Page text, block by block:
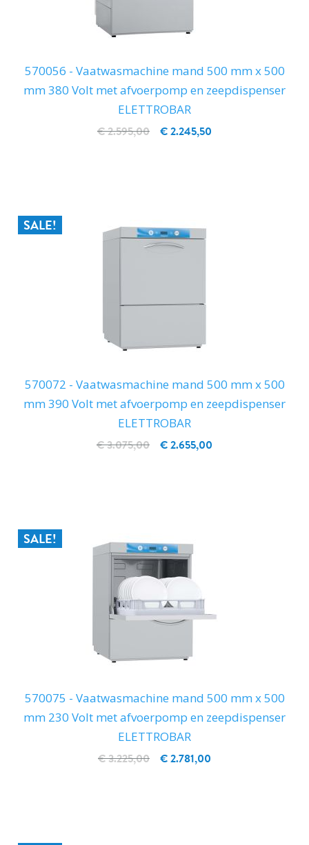
570056 - Vaatwasmachine mand 500 mm x 500
mm 380 Volt met afvoerpomp en zeepdispenser
ELETTROBAR
€ 2.245,50
€ 2.595,00
SALE!
570072 - Vaatwasmachine mand 500 mm x 500
mm 390 Volt met afvoerpomp en zeepdispenser
ELETTROBAR
€ 2.655,00
€ 3.075,00
SALE!
570075 - Vaatwasmachine mand 500 mm x 500
mm 230 Volt met afvoerpomp en zeepdispenser
ELETTROBAR
€ 2.781,00
€ 3.225,00